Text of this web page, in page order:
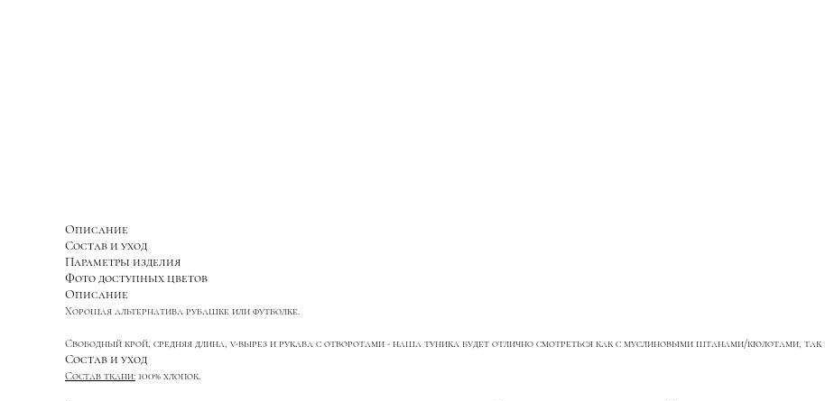
Описание
Состав и уход
Параметры изделия
Фото доступных цветов
Описание
Хорошая альтернатива рубашке или футболке.
Свободный крой, средняя длина, v-вырез и рукава с отворотами - наша туника будет отлично смотреться как с муслиновыми штанами/кюлотами,
Состав и уход
Состав ткани: 100% хлопок.